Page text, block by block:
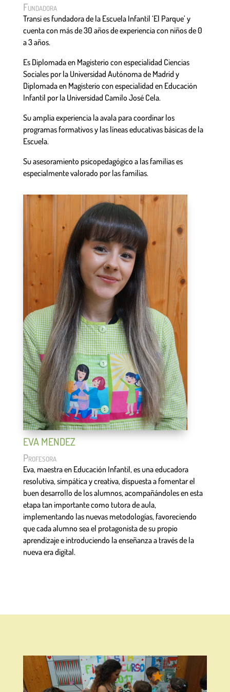
Fundadora
Transi es fundadora de la Escuela Infantil ‘El Parque’ y
cuenta con más de 30 años de experiencia con niños de 0
a 3 años.
Es Diplomada en Magisterio con especialidad Ciencias
Sociales por la Universidad Autónoma de Madrid y
Diplomada en Magisterio con especialidad en Educación
Infantil por la Universidad Camilo José Cela.
Su amplia experiencia la avala para coordinar los
programas formativos y las líneas educativas básicas de la
Escuela.
Su asesoramiento psicopedagógico a las familias es
especialmente valorado por las familias.
EVA MENDEZ
Profesora
Eva, maestra en Educación Infantil, es una educadora
resolutiva, simpática y creativa, dispuesta a fomentar el
buen desarrollo de los alumnos, acompañándoles en esta
etapa tan importante como tutora de aula,
implementando las nuevas metodologías, favoreciendo
que cada alumno sea el protagonista de su propio
aprendizaje e introduciendo la enseñanza a través de la
nueva era digital.